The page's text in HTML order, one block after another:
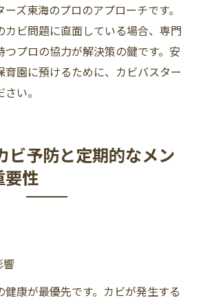
ズ東海のプロのアプローチです。
カビ問題に直面している場合、専門
つプロの協力が解決策の鍵です。安
園に預けるために、カビバスター
い。
ビ予防と定期的なメン
要性
響
康が最優先です。カビが発生する